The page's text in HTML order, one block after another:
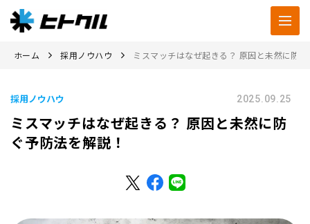
ホーム 採用ノウハウ ミスマッチはなぜ起きる？ 原因と未然に防
採用ノウハウ 2025.09.25
ミスマッチはなぜ起きる？ 原因と未然に防
ぐ予防法を解説！